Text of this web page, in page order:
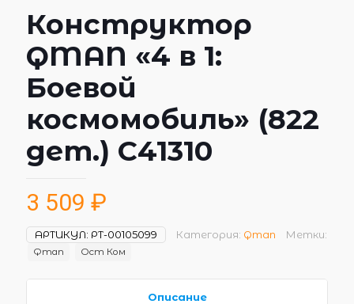
Конструктор
QMAN «4 в 1:
Боевой
космомобиль» (822
дет.) C41310
3 509 ₽
АРТИКУЛ: РТ-00105099 Категория: Qman Метки:
Qman Ост Ком
Описание